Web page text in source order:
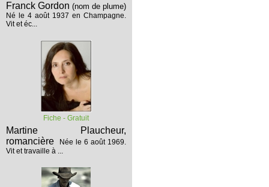
Franck Gordon (nom de plume)
Né le 4 août 1937 en Champagne.
Vit et éc...
Fiche - Gratuit
Martine Plaucheur,
romancière
Née le 6 août 1969.
Vit et travaille à ...